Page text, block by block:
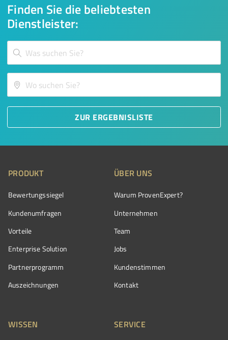
Finden Sie die beliebtesten
Dienstleister:
ZUR ERGEBNISLISTE
PRODUKT
Bewertungssiegel
Kundenumfragen
Vorteile
Enterprise Solution
Partnerprogramm
Auszeichnungen
ÜBER UNS
Warum ProvenExpert?
Unternehmen
Team
Jobs
Kundenstimmen
Kontakt
WISSEN SERVICE